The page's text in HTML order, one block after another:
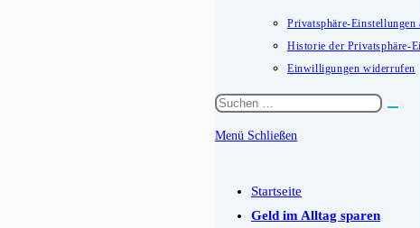
Privatsphäre-Einstellungen
Historie der Privatsphäre-
Einwilligungen widerrufen
Diese
Menü Schließen
Startseite
Geld im Alltag sparen